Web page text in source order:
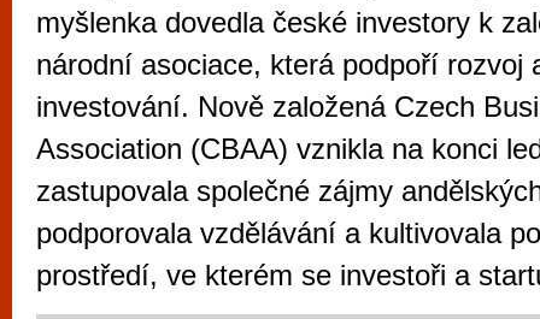
myšlenka dovedla české investory k
národní asociace, která podpoří rozvoj
investování. Nově založená Czech
Association (CBAA) vznikla na konci
zastupovala společné zájmy
podporovala vzdělávání a kultivovala
prostředí, ve kterém se investoři a
Brno je
zajímavé
restaurace,
Mimo jiné je ale také místem, kde si
vyzkoušet různé kasinové hry. V
metropoli naleznete širokou nabídku her
po moderní automaty jak pro pravidelné
příležitostné hráče. V...